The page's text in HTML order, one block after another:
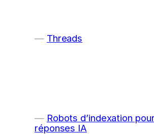
Threads
Robots d’indexation
réponses IA